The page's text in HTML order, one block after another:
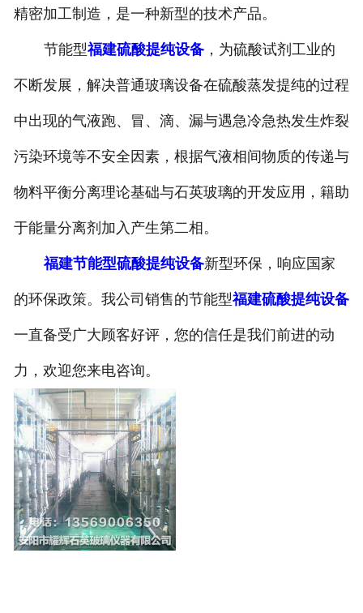
福建化学试剂提纯设备
精密加工制造，是一种新型的技术产品。
节能型福建硫酸提纯设备，为硫酸试剂工业的
不断发展，解决普通玻璃设备在硫酸蒸发提纯的过程
中出现的气液跑、冒、滴、漏与遇急冷急热发生炸裂
污染环境等不安全因素，根据气液相间物质的传递与
物料平衡分离理论基础与石英玻璃的开发应用，籍助
于能量分离剂加入产生第二相。
福建节能型硫酸提纯设备新型环保，响应国家
的环保政策。我公司销售的节能型福建硫酸提纯设备
一直备受广大顾客好评，您的信任是我们前进的动
力，欢迎您来电咨询。